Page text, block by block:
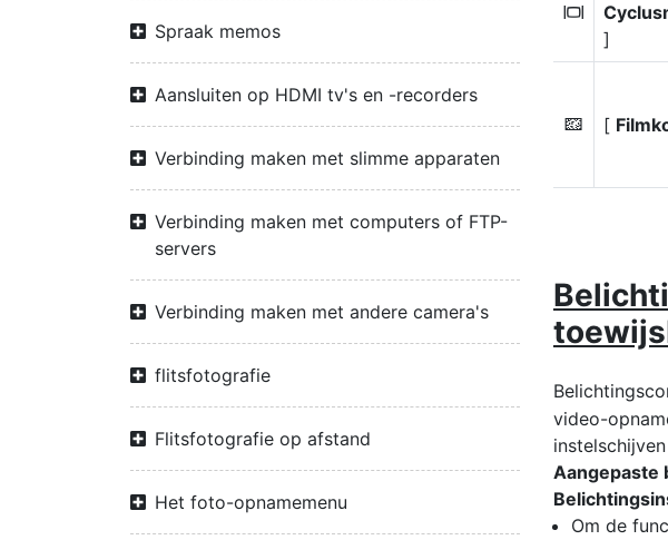
Spraak memos
Aansluiten op HDMI tv's en -recorders
Verbinding maken met slimme apparaten
Verbinding maken met computers of FTP-
servers
Verbinding maken met andere camera's
flitsfotografie
Flitsfotografie op afstand
Het foto-opnamemenu
M
]
G [
video-
Aangepaste
Om de